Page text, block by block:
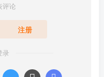
评论
注册
录